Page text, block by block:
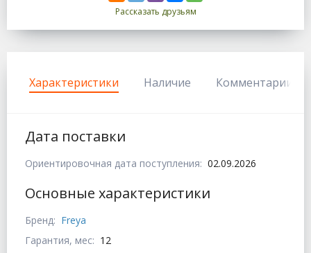
Рассказать друзьям
Характеристики Наличие Комментарии
Дата поставки
Ориентировочная дата поступления: 02.09.2026
Основные характеристики
Бренд: Freya
Гарантия, мес: 12